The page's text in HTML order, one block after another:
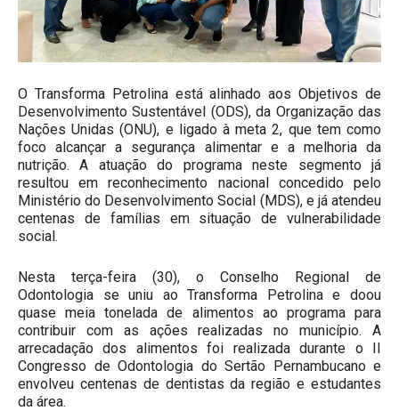
O Transforma Petrolina está alinhado aos Objetivos de
Desenvolvimento Sustentável (ODS), da Organização das
Nações Unidas (ONU), e ligado à meta 2, que tem como
foco alcançar a segurança alimentar e a melhoria da
nutrição. A atuação do programa neste segmento já
resultou em reconhecimento nacional concedido pelo
Ministério do Desenvolvimento Social (MDS), e já atendeu
centenas de famílias em situação de vulnerabilidade
social.
Nesta terça-feira (30), o Conselho Regional de
Odontologia se uniu ao Transforma Petrolina e doou
quase meia tonelada de alimentos ao programa para
contribuir com as ações realizadas no município. A
arrecadação dos alimentos foi realizada durante o II
Congresso de Odontologia do Sertão Pernambucano e
envolveu centenas de dentistas da região e estudantes
da área.